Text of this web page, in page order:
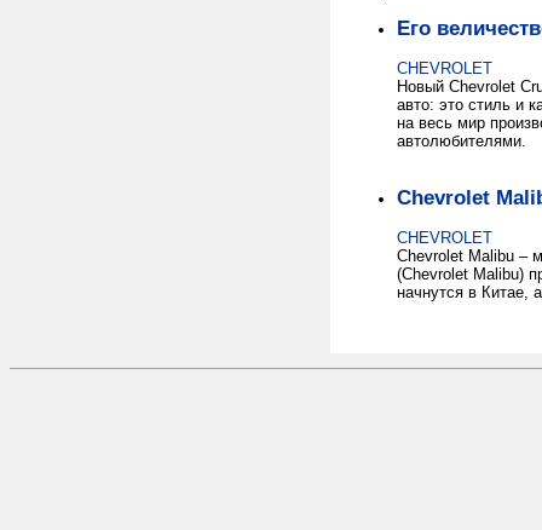
Его
CHEVROLET
Новый Chevrolet
авто: это стиль и
на весь мир
автолюбителями.
Chevrolet
CHEVROLET
Chevrolet Malibu –
(Chevrolet Malibu)
начнутся в Китае,